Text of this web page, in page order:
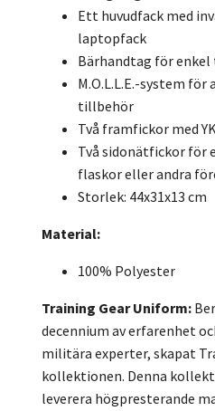
Ett huvudfack med
laptopfack
Bärhandtag för
M.O.L.L.E.-system
tillbehör
Två framfickor med
Två sidonätfickor
flaskor eller andra
Storlek: 44x31x13 cm
Material:
100% Polyester
Training Gear Uniform:
decennium av erfarenhet
militära experter, skapat
kollektionen. Denna
leverera högpresterande